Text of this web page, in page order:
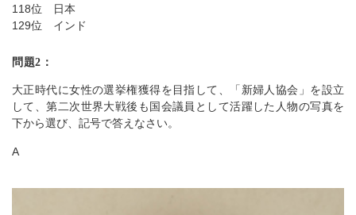
118位 日本
129位 インド
問題2：
大正時代に女性の選挙権獲得を目指して、「新婦人協会」を設立
して、第二次世界大戦後も国会議員として活躍した人物の写真を
下から選び、記号で答えなさい。
A